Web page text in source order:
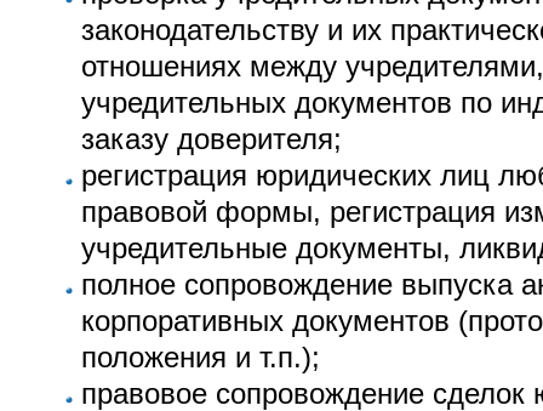
законодательству и их
отношениях между учредителями,
учредительных документов по
заказу доверителя;
регистрация юридических лиц
правовой формы, регистрация
учредительные документы,
полное сопровождение выпуска
корпоративных документов
положения и т.п.);
правовое сопровождение сделок